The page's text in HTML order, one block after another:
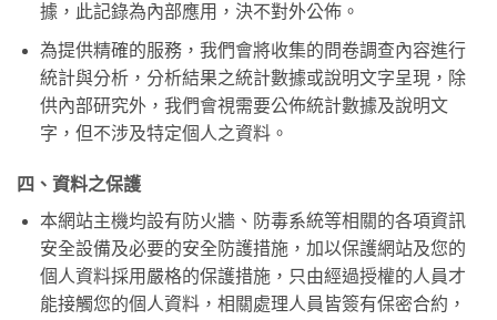
據，此記錄為內部應用，決不對外公佈。
為提供精確的服務，我們會將收集的問卷調查內容進行
統計與分析，分析結果之統計數據或說明文字呈現，除
供內部研究外，我們會視需要公佈統計數據及說明文
字，但不涉及特定個人之資料。
四、資料之保護
本網站主機均設有防火牆、防毒系統等相關的各項資訊
安全設備及必要的安全防護措施，加以保護網站及您的
個人資料採用嚴格的保護措施，只由經過授權的人員才
能接觸您的個人資料，相關處理人員皆簽有保密合約，